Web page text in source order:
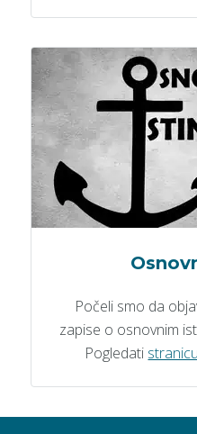
Počeli smo da
zapise o osnovnim
Pogledati